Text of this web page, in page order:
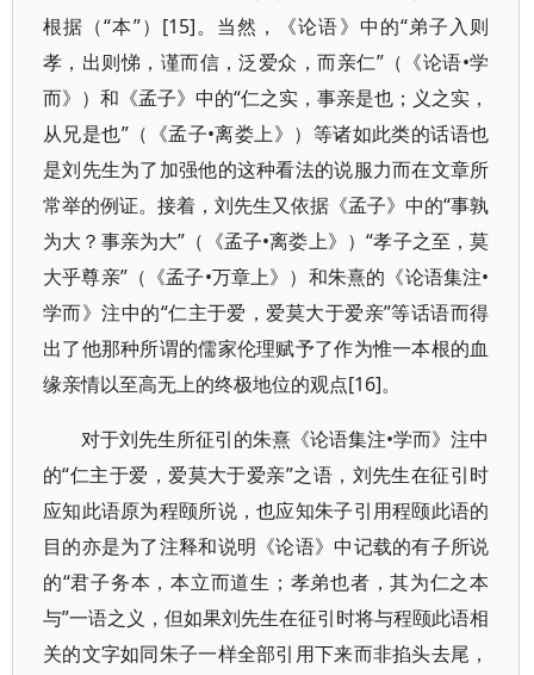
根据（“本”）[15]。当然，《论语》中的“弟子入则
孝，出则悌，谨而信，泛爱众，而亲仁”（《论语•学
而》）和《孟子》中的“仁之实，事亲是也；义之实，
从兄是也”（《孟子•离娄上》）等诸如此类的话语也
是刘先生为了加强他的这种看法的说服力而在文章所
常举的例证。接着，刘先生又依据《孟子》中的“事孰
为大？事亲为大”（《孟子•离娄上》）“孝子之至，莫
大乎尊亲”（《孟子•万章上》）和朱熹的《论语集注•
学而》注中的“仁主于爱，爱莫大于爱亲”等话语而得
出了他那种所谓的儒家伦理赋予了作为惟一本根的血
缘亲情以至高无上的终极地位的观点[16]。
对于刘先生所征引的朱熹《论语集注•学而》注中
的“仁主于爱，爱莫大于爱亲”之语，刘先生在征引时
应知此语原为程颐所说，也应知朱子引用程颐此语的
目的亦是为了注释和说明《论语》中记载的有子所说
的“君子务本，本立而道生；孝弟也者，其为仁之本
与”一语之义，但如果刘先生在征引时将与程颐此语相
关的文字如同朱子一样全部引用下来而非掐头去尾，